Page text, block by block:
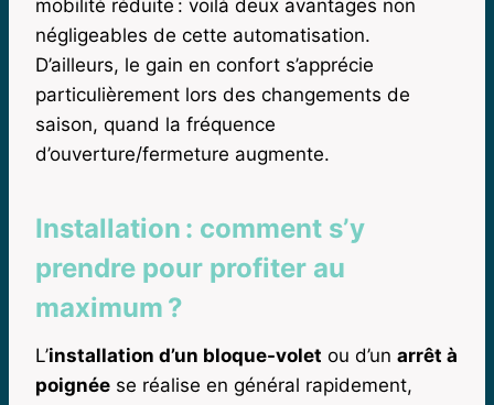
mobilité réduite : voilà deux avantages non
négligeables de cette automatisation.
D’ailleurs, le gain en confort s’apprécie
particulièrement lors des changements de
saison, quand la fréquence
d’ouverture/fermeture augmente.
Installation : comment s’y
prendre pour profiter au
maximum ?
L’installation d’un bloque-volet ou d’un arrêt à
poignée se réalise en général rapidement,